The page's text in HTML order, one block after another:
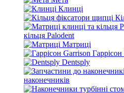
Клинці
кільця Palodent
Матриці
Dentsply
наконечників